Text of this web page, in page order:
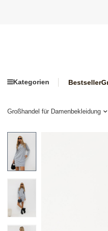
Kategorien Bestseller
Großhandel für Damenbekleidung